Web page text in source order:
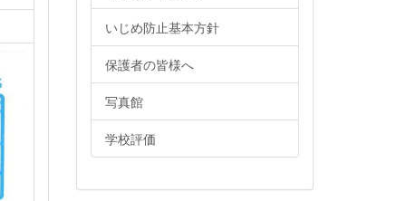
いじめ防止基本方針
保護者の皆様へ
写真館
学校評価